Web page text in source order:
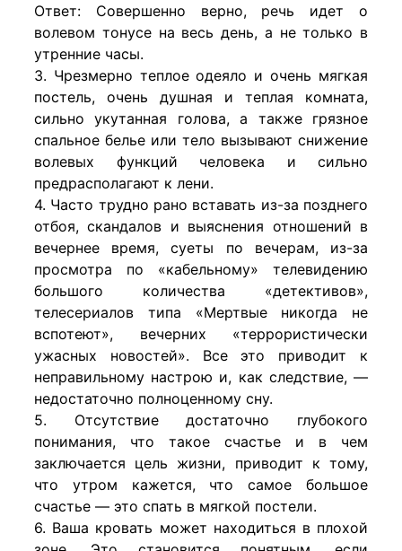
Ответ: Совершенно верно, речь идет о
волевом тонусе на весь день, а не только в
утренние часы.
3. Чрезмерно теплое одеяло и очень мягкая
постель, очень душная и теплая комната,
сильно укутанная голова, а также грязное
спальное белье или тело вызывают снижение
волевых функций человека и сильно
предрасполагают к лени.
4. Часто трудно рано вставать из-за позднего
отбоя, скандалов и выяснения отношений в
вечернее время, суеты по вечерам, из-за
просмотра по «кабельному» телевидению
большого количества «детективов»,
телесериалов типа «Мертвые никогда не
вспотеют», вечерних «террористически
ужасных новостей». Все это приводит к
неправильному настрою и, как следствие, —
недостаточно полноценному сну.
5. Отсутствие достаточно глубокого
понимания, что такое счастье и в чем
заключается цель жизни, приводит к тому,
что утром кажется, что самое большое
счастье — это спать в мягкой постели.
6. Ваша кровать может находиться в плохой